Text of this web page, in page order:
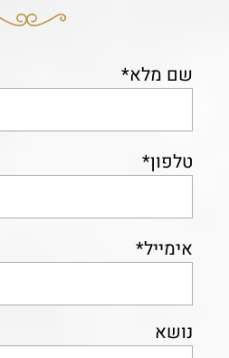
שם מלא*
טלפון*
אימייל*
נושא